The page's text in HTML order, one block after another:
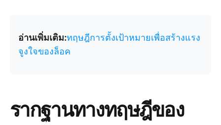
อ่านเพิ่มเติม:ทฤษฎีการตั้งเป้าหมายเพื่อสร้างแรง
จูงใจของล็อค
รากฐานทางทฤษฎีของ